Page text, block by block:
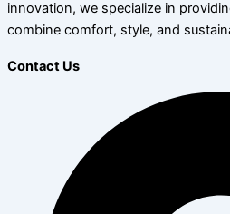
innovation, we specialize in
combine comfort, style, and
Contact Us